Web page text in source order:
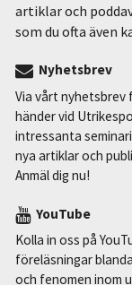
artiklar och
som du ofta även
Nyhetsbrev
Via vårt nyhetsbrev
händer vid
intressanta
nya artiklar och
Anmäl dig nu!
YouTube
Kolla in oss på
föreläsningar
och fenomen inom